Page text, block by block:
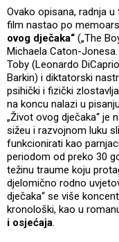
Ovako opisana, radnja
film nastao po
ovog dječaka“ („The
Michaela Caton-
Toby (Leonardo
Barkin) i diktatorski
psihički i fizički
na koncu nalazi u
„Život ovog dječaka“ je
sižeu i razvojnom luku
funkcionirati kao
periodom od preko 30
težinu traume koju
djelomično rodno
dječaka“ se više
kronološki, kao u
i osjećaja.